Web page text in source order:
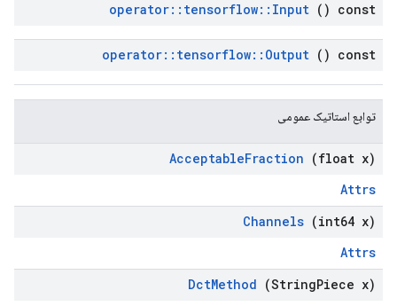
operator:: tensorflow:: Input () const
operator:: tensorflow:: Output () const
توابع استاتیک عمومی
AcceptableFraction (float x)
Attrs
Channels (int64 x)
Attrs
DctMethod (StringPiece x)